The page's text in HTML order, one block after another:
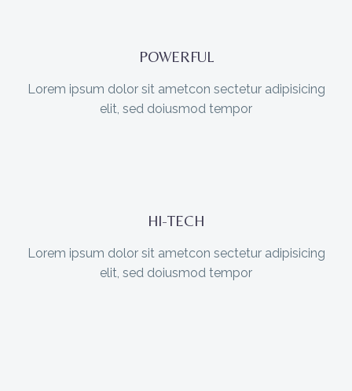
POWERFUL
Lorem ipsum dolor sit ametcon sectetur adipisicing
elit, sed doiusmod tempor
HI-TECH
Lorem ipsum dolor sit ametcon sectetur adipisicing
elit, sed doiusmod tempor